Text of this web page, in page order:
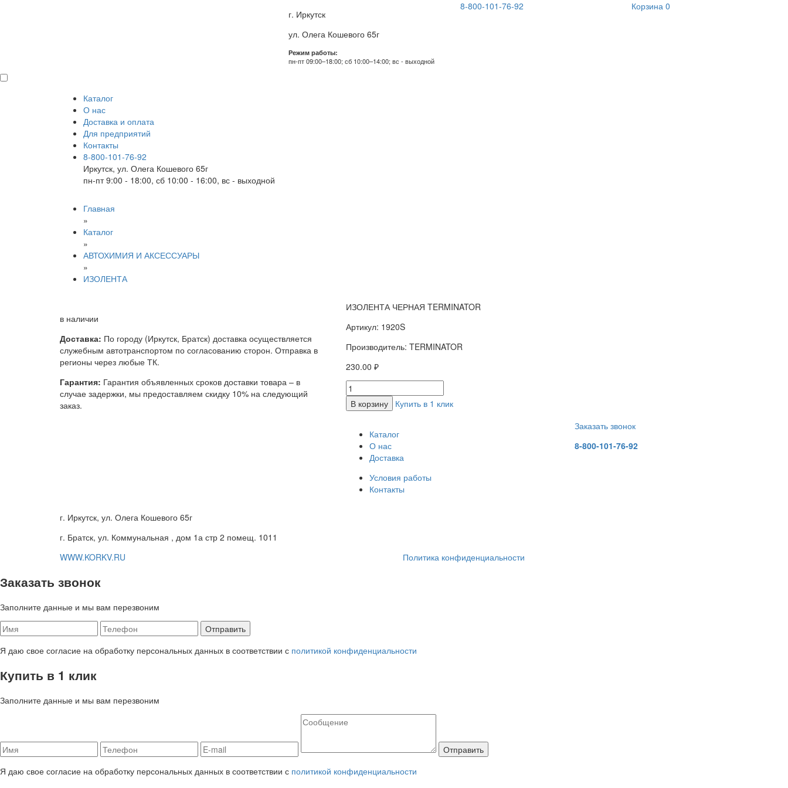
г. Иркутск
ул. Олега Кошевого 65г
Режим работы:
пн-пт 09:00–18:00; сб 10:00–14:00; вс - выходной
8-800-101-76-92 Корзина 0
Каталог
О нас
Доставка и оплата
Для предприятий
Контакты
8-800-101-76-92
Иркутск, ул. Олега Кошевого 65г
пн-пт 9:00 - 18:00, сб 10:00 - 16:00, вс - выходной
Главная
»
Каталог
»
АВТОХИМИЯ И АКСЕССУАРЫ
»
ИЗОЛЕНТА
в наличии
Доставка: По городу (Иркутск, Братск) доставка осуществляется
служебным автотранспортом по согласованию сторон. Отправка в
регионы через любые ТК.
Гарантия: Гарантия объявленных сроков доставки товара – в
случае задержки, мы предоставляем скидку 10% на следующий
заказ.
ИЗОЛЕНТА ЧЕРНАЯ TERMINATOR
Артикул: 1920S
Производитель: TERMINATOR
230.00 ₽
В корзину Купить в 1 клик
Каталог
О нас
Доставка
Условия работы
Контакты
Заказать звонок
8-800-101-76-92
г. Иркутск, ул. Олега Кошевого 65г
г. Братск, ул. Коммунальная , дом 1а стр 2 помещ. 1011
WWW.KORKV.RU
Политика конфиденциальности
Заказать звонок
Заполните данные и мы вам перезвоним
Я даю свое согласие на обработку персональных данных в соответствии с политикой конфиденциальности
Купить в 1 клик
Заполните данные и мы вам перезвоним
Я даю свое согласие на обработку персональных данных в соответствии с политикой конфиденциальности